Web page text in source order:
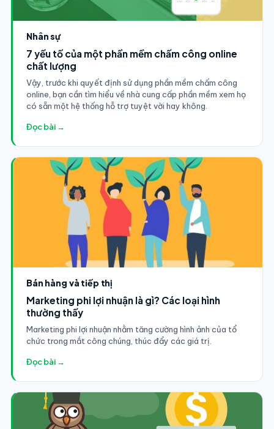
Nhân sự
7 yếu tố của một phần mềm chấm công online
chất lượng
Vậy, trước khi quyết định sử dụng phần mềm chấm công
online, bạn cần tìm hiểu về nhà cung cấp phần mềm xem họ
có sẵn một hệ thống hỗ trợ tuyệt vời hay không.
Đọc bài →
Bán hàng và tiếp thị
Marketing phi lợi nhuận là gì? Các loại hình
thường thấy
Marketing phi lợi nhuận nhằm tăng cường hình ảnh của tổ
chức trong mắt công chúng, thúc đẩy các giá trị.
Đọc bài →